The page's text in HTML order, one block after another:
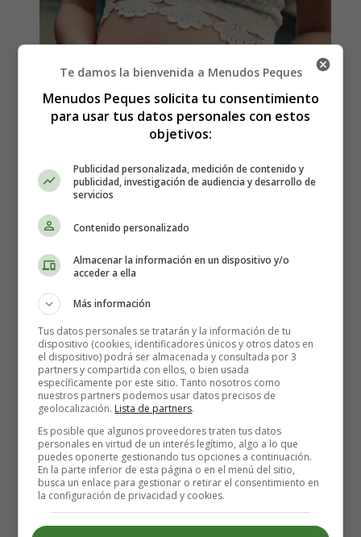
Detalles
Categoría:Salud y Cuidados durante el
embarazo
Última actualización: 20 Julio 2026
Leer más: Consejos para sobrellevar el Calor
durante el Embarazo 🤰🏻🥵
🌞🍽️ Recetas Rápidas y
Fáciles para esos días de
Te damos la bienvenida a Menudos Peques
Menudos Peques solicita tu consentimiento
para usar tus datos personales con estos
objetivos:
Publicidad personalizada, medición de contenido y
publicidad, investigación de audiencia y desarrollo de
servicios
Contenido personalizado
Almacenar la información en un dispositivo y/o
acceder a ella
Más información
Tus datos personales se tratarán y la información de tu
dispositivo (cookies, identificadores únicos y otros datos en
el dispositivo) podrá ser almacenada y consultada por 3
partners y compartida con ellos, o bien usada
específicamente por este sitio. Tanto nosotros como
nuestros partners podemos usar datos precisos de
geolocalización. Lista de partners.
Es posible que algunos proveedores traten tus datos
personales en virtud de un interés legítimo, algo a lo que
puedes oponerte gestionando tus opciones a continuación.
En la parte inferior de esta página o en el menú del sitio,
busca un enlace para gestionar o retirar el consentimiento en
la configuración de privacidad y cookies.